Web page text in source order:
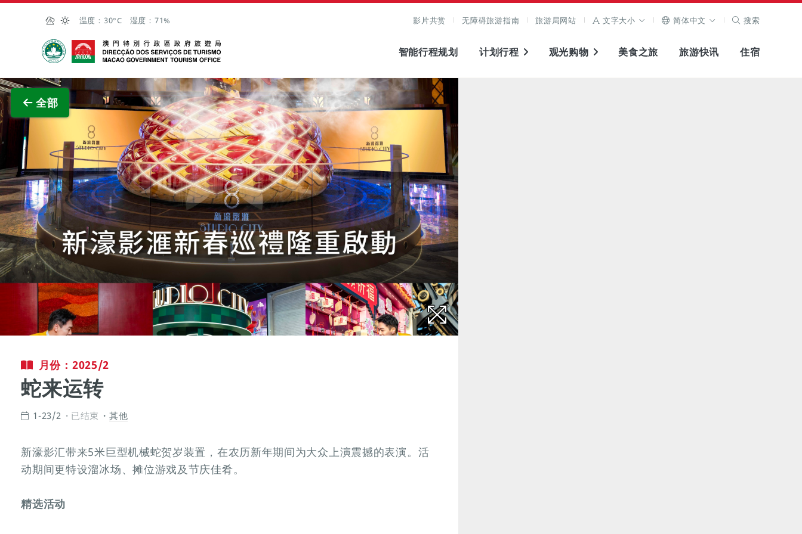
跳至主内容
温度： 30°C 湿度： 71% 影片共赏 无障碍旅游指南 旅游局网站 文字大小 简体中文 搜索
澳门特别行政区政府旅游局
智能行程规划 计划行程 观光购物 美食之旅 旅游快讯 住宿
全部
查看原图
月份：2025/2
蛇来运转
1-23/2 已结束 其他
新濠影汇带来5米巨型机械蛇贺岁装置，在农历新年期间为大众上演震撼的表演。活
动期间更特设溜冰场、摊位游戏及节庆佳肴。
精选活动